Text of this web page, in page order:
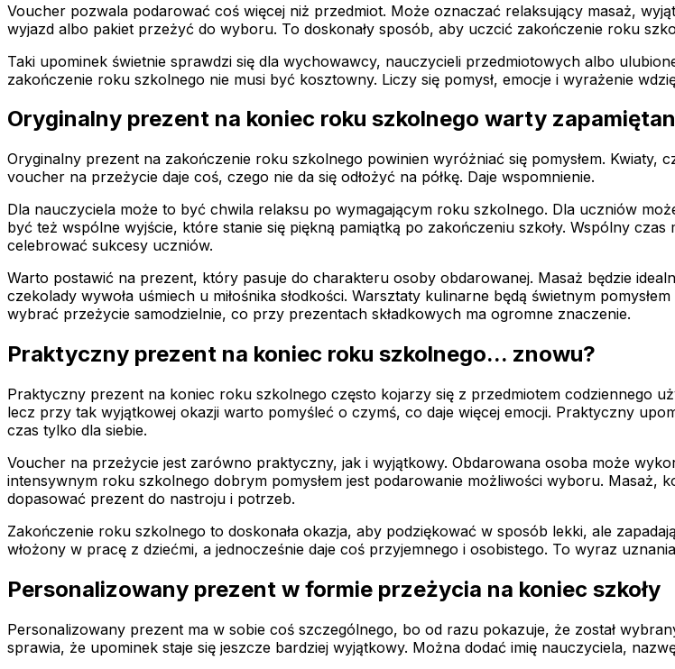
Voucher pozwala podarować coś więcej niż przedmiot. Może oznaczać relaksujący masaż,
wyjazd albo pakiet przeżyć do wyboru. To doskonały sposób, aby uczcić zakończenie roku
Taki upominek świetnie sprawdzi się dla wychowawcy, nauczycieli przedmiotowych albo
zakończenie roku szkolnego nie musi być kosztowny. Liczy się pomysł, emocje i wyrażenie
Oryginalny prezent na koniec roku szkolnego warty
Oryginalny prezent na zakończenie roku szkolnego powinien wyróżniać się pomysłem.
voucher na przeżycie daje coś, czego nie da się odłożyć na półkę. Daje wspomnienie.
Dla nauczyciela może to być chwila relaksu po wymagającym roku szkolnego. Dla uczniów
być też wspólne wyjście, które stanie się piękną pamiątką po zakończeniu szkoły. Wspólny
celebrować sukcesy uczniów.
Warto postawić na prezent, który pasuje do charakteru osoby obdarowanej. Masaż będzie
czekolady wywoła uśmiech u miłośnika słodkości. Warsztaty kulinarne będą świetnym
wybrać przeżycie samodzielnie, co przy prezentach składkowych ma ogromne znaczenie.
Praktyczny prezent na koniec roku szkolnego... znowu?
Praktyczny prezent na koniec roku szkolnego często kojarzy się z przedmiotem codziennego
lecz przy tak wyjątkowej okazji warto pomyśleć o czymś, co daje więcej emocji. Praktyczny
czas tylko dla siebie.
Voucher na przeżycie jest zarówno praktyczny, jak i wyjątkowy. Obdarowana osoba może
intensywnym roku szkolnego dobrym pomysłem jest podarowanie możliwości wyboru. Masaż,
dopasować prezent do nastroju i potrzeb.
Zakończenie roku szkolnego to doskonała okazja, aby podziękować w sposób lekki, ale
włożony w pracę z dziećmi, a jednocześnie daje coś przyjemnego i osobistego. To wyraz
Personalizowany prezent w formie przeżycia na koniec szkoły
Personalizowany prezent ma w sobie coś szczególnego, bo od razu pokazuje, że został
sprawia, że upominek staje się jeszcze bardziej wyjątkowy. Można dodać imię nauczyciela,